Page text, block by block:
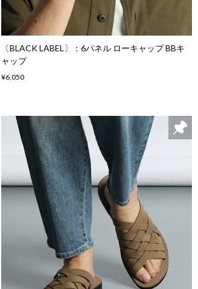
〔BLACK LABEL〕：6パネル ローキャップ BBキ
ャップ
¥6,050